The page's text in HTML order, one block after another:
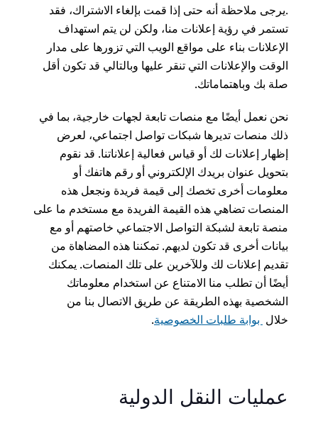
.يرجى ملاحظة أنه حتى إذا قمت بإلغاء الاشتراك، فقد
تستمر في رؤية إعلانات منا، ولكن لن يتم استهداف
الإعلانات بناء على مواقع الويب التي تزورها على مدار
الوقت والإعلانات التي تنقر عليها وبالتالي قد تكون أقل
صلة بك وباهتماماتك.
نحن نعمل أيضًا مع منصات تابعة لجهات خارجية، بما في
ذلك منصات تديرها شبكات تواصل اجتماعي، لعرض
إظهار إعلانات لك أو قياس فعالية إعلاناتنا. قد نقوم
بتحويل عنوان بريدك الإلكتروني أو رقم هاتفك أو
معلومات أخرى تخصك إلى قيمة فريدة ونجعل هذه
المنصات تضاهي هذه القيمة الفريدة مع مستخدم ما على
منصة تابعة لشبكة التواصل الاجتماعي خاصتهم أو مع
بيانات أخرى قد تكون لديهم. تمكننا هذه المضاهاة من
تقديم إعلانات لك وللآخرين على تلك المنصات. يمكنك
أيضًا أن تطلب منا الامتناع عن استخدام معلوماتك
الشخصية بهذه الطريقة عن طريق الاتصال بنا من
خلال بوابة طلبات الخصوصية.
عمليات النقل الدولية